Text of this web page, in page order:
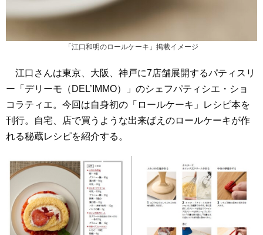
「江口和明のロールケーキ」掲載イメージ
江口さんは東京、大阪、神戸に7店舗展開するパティスリ
ー「デリーモ（DEL’IMMO）」のシェフパティシエ・ショ
コラティエ。今回は自身初の「ロールケーキ」レシピ本を
刊行。自宅、店で買うような出来ばえのロールケーキが作
れる秘蔵レシピを紹介する。